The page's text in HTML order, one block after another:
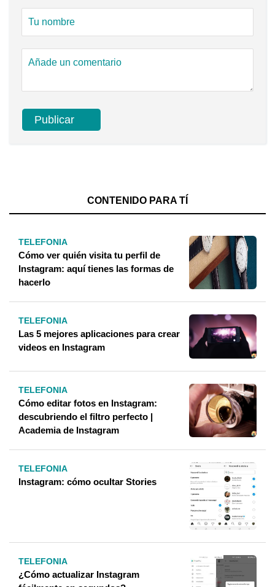
CONTENIDO PARA TÍ
TELEFONIA
Cómo ver quién visita tu perfil de
Instagram: aquí tienes las formas de
hacerlo
TELEFONIA
Las 5 mejores aplicaciones para crear
videos en Instagram
TELEFONIA
Cómo editar fotos en Instagram:
descubriendo el filtro perfecto |
Academia de Instagram
TELEFONIA
Instagram: cómo ocultar Stories
TELEFONIA
¿Cómo actualizar Instagram